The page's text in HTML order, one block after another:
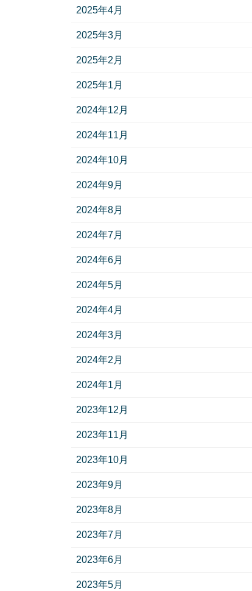
2025年4月
2025年3月
2025年2月
2025年1月
2024年12月
2024年11月
2024年10月
2024年9月
2024年8月
2024年7月
2024年6月
2024年5月
2024年4月
2024年3月
2024年2月
2024年1月
2023年12月
2023年11月
2023年10月
2023年9月
2023年8月
2023年7月
2023年6月
2023年5月